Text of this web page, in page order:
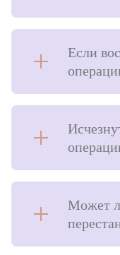
Если
Может